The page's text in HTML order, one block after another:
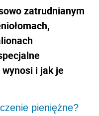
zatrudnianym
i jak je
pieniężne?